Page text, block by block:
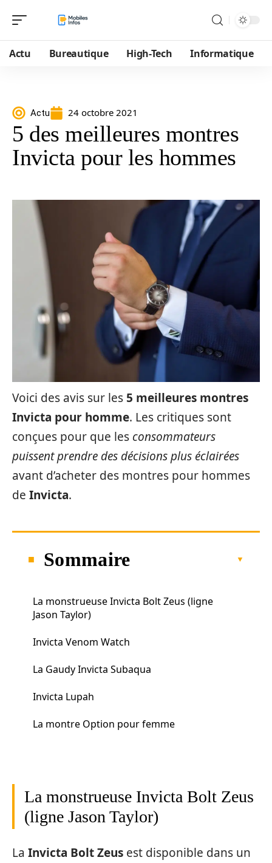
Actu Bureautique High-Tech Informatique
Actu 24 octobre 2021
5 des meilleures montres
Invicta pour les hommes
Voici des avis sur les 5 meilleures montres
Invicta pour homme. Les critiques sont
conçues pour que les consommateurs
puissent prendre des décisions plus éclairées
avant d’acheter des montres pour hommes
de Invicta.
Sommaire
La monstrueuse Invicta Bolt Zeus (ligne
Jason Taylor)
Invicta Venom Watch
La Gaudy Invicta Subaqua
Invicta Lupah
La montre Option pour femme
La monstrueuse Invicta Bolt Zeus
(ligne Jason Taylor)
La Invicta Bolt Zeus est disponible dans un